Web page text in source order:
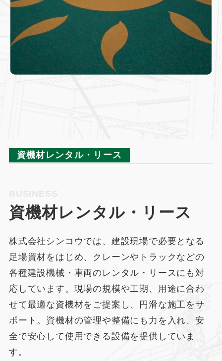
資機材レンタル・リース
資機材レンタル・リース
株式会社シンコウでは、建設現場で必要となる
足場資材をはじめ、クレーンやトラックなどの
各種建設機械・車両のレンタル・リースにも対
応しています。現場の規模や工期、用途に合わ
せて最適な資機材をご提案し、円滑な施工をサ
ポート。資機材の管理や整備にも力を入れ、安
全で安心して使用できる設備を提供していま
す。